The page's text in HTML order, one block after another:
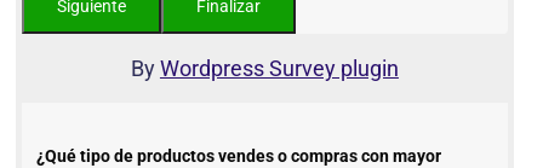
ByWordpress Survey plugin
¿Qué tipo de productos vendes o compras con mayor